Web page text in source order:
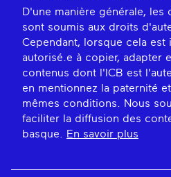
D'une manière générale, les
sont soumis aux droits
Cependant, lorsque cela est
autorisé.e à copier, adapter
contenus dont l'ICB est
en mentionnez la paternité
mêmes conditions. Nous
faciliter la diffusion des
basque.
En savoir plus